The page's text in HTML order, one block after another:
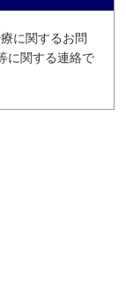
に関するお問
に関する連絡で